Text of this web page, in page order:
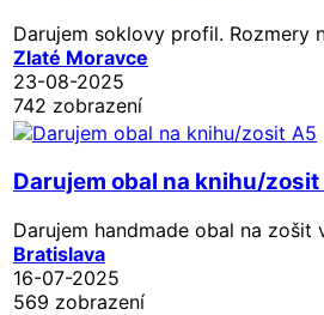
Darujem soklovy profil. Rozmery
Zlaté Moravce
23-08-2025
742 zobrazení
Darujem obal na knihu/zosit
Darujem handmade obal na zošit
Bratislava
16-07-2025
569 zobrazení